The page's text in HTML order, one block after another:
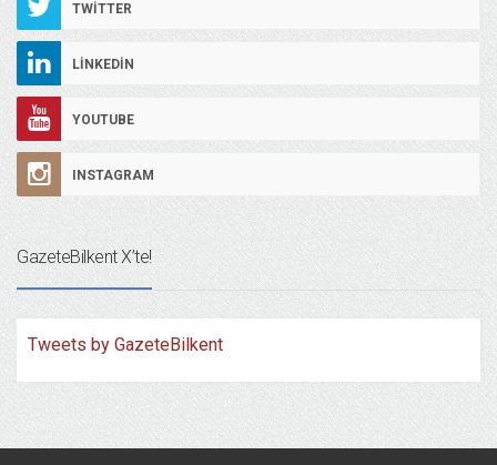
TWITTER
LINKEDIN
YOUTUBE
INSTAGRAM
GazeteBilkent X’te!
Tweets by GazeteBilkent